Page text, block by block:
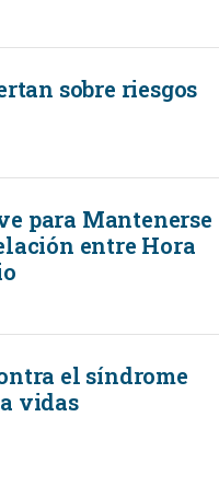
sobre riesgos
para Mantenerse
entre Hora
el síndrome
vidas